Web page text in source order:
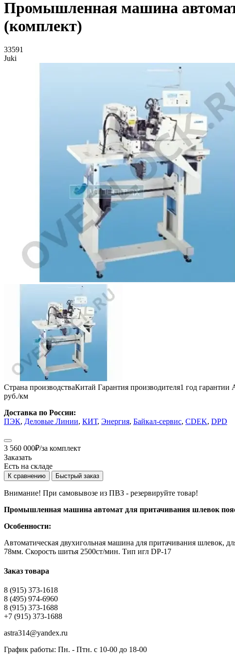
Промышленная машина
(комплект)
33591
Juki
Страна производстваКитай Гарантия производителя1 год гарантии
руб./км
Доставка по России:
ПЭК, Деловые Линии, КИТ, Энергия, Байкал-сервис, CDEK, DPD
3 560 000₽/за комплект
Заказать
Есть на складе
К сравнению Быстрый заказ
Внимание! При самовывозе из ПВЗ - резервируйте товар!
Промышленная машина автомат для притачивания шлевок
Особенности:
Автоматическая двухигольная машина для притачивания
78мм. Скорость шитья 2500ст/мин. Тип игл DP-17
Заказ товара
8 (915) 373-1618
8 (495) 974-6960
8 (915) 373-1688
+7 (915) 373-1688
astra314@yandex.ru
График работы: Пн. - Птн. с 10-00 до 18-00